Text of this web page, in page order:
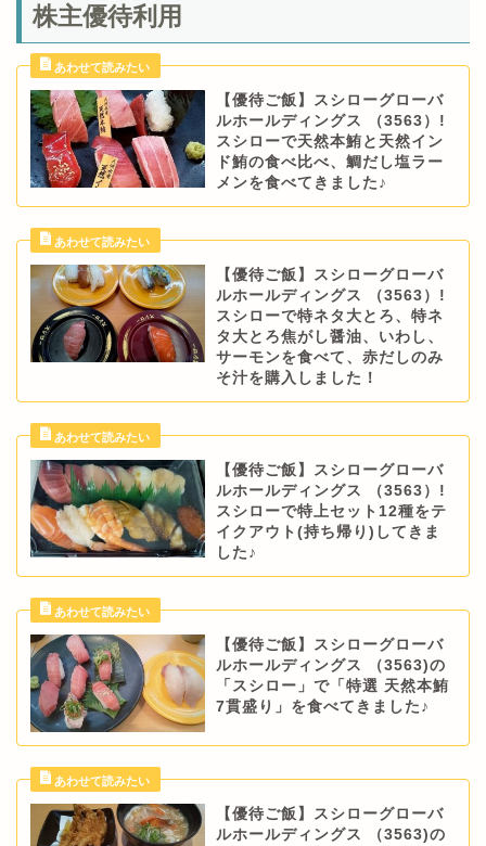
株主優待利用
【優待ご飯】スシローグローバ
ルホールディングス （3563）!
スシローで天然本鮪と天然イン
ド鮪の食べ比べ、鯛だし塩ラー
メンを食べてきました♪
【優待ご飯】スシローグローバ
ルホールディングス （3563）!
スシローで特ネタ大とろ、特ネ
タ大とろ焦がし醤油、いわし、
サーモンを食べて、赤だしのみ
そ汁を購入しました！
【優待ご飯】スシローグローバ
ルホールディングス （3563）!
スシローで特上セット12種をテ
イクアウト(持ち帰り)してきま
した♪
【優待ご飯】スシローグローバ
ルホールディングス （3563)の
「スシロー」で「特選 天然本鮪
7貫盛り」を食べてきました♪
【優待ご飯】スシローグローバ
ルホールディングス （3563)の